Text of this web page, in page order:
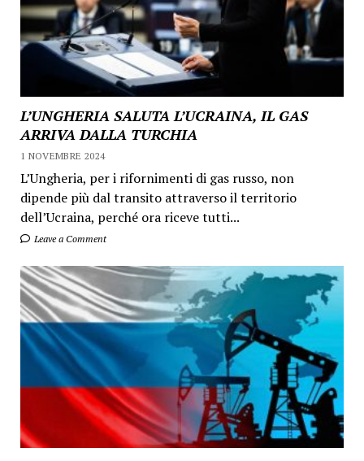
L’UNGHERIA SALUTA L’UCRAINA, IL GAS
ARRIVA DALLA TURCHIA
1 NOVEMBRE 2024
L’Ungheria, per i rifornimenti di gas russo, non
dipende più dal transito attraverso il territorio
dell’Ucraina, perché ora riceve tutti...
Leave a Comment